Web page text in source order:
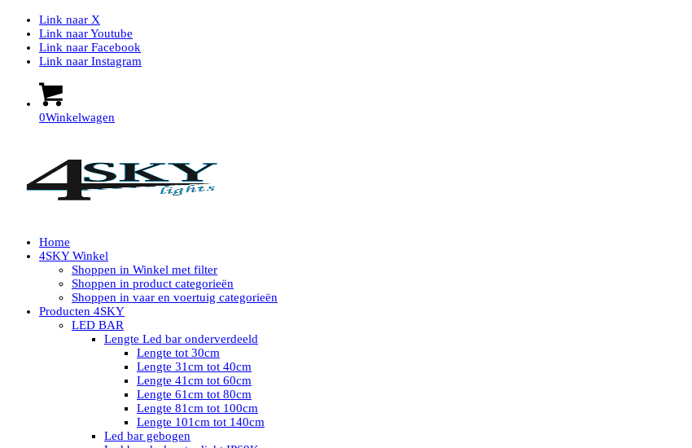
Link naar X
Link naar Youtube
Link naar Facebook
Link naar Instagram
0Winkelwagen
Home
4SKY Winkel
Shoppen in Winkel met filter
Shoppen in product categorieën
Shoppen in vaar en voertuig categorieën
Producten 4SKY
LED BAR
Lengte Led bar onderverdeeld
Lengte tot 30cm
Lengte 31cm tot 40cm
Lengte 41cm tot 60cm
Lengte 61cm tot 80cm
Lengte 81cm tot 100cm
Lengte 101cm tot 140cm
Led bar gebogen